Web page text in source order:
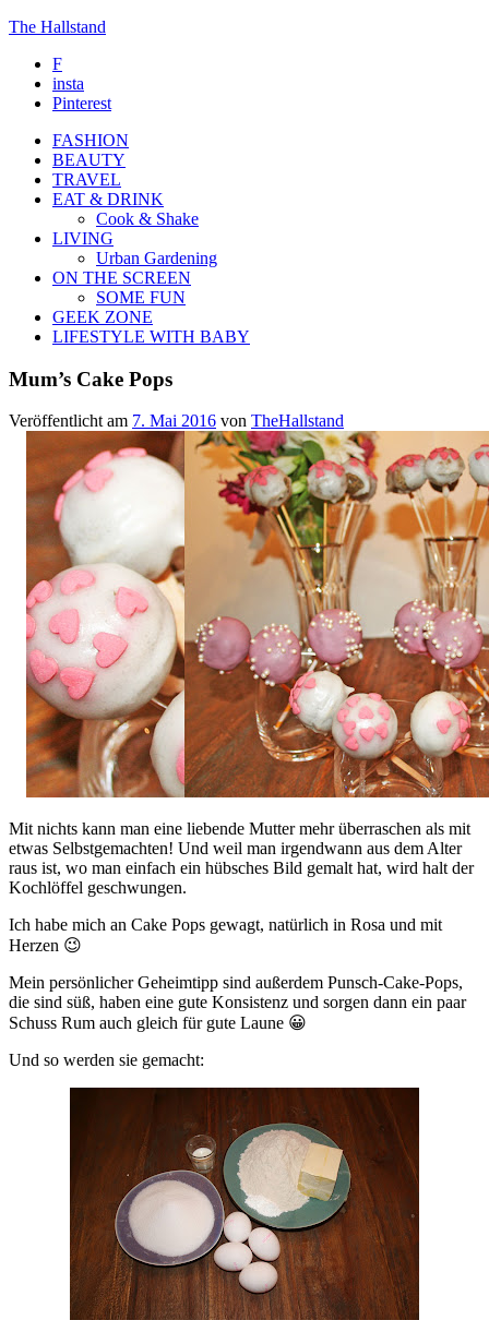
The Hallstand
F
insta
Pinterest
FASHION
BEAUTY
TRAVEL
EAT & DRINK
Cook & Shake
LIVING
Urban Gardening
ON THE SCREEN
SOME FUN
GEEK ZONE
LIFESTYLE WITH BABY
Mum’s Cake Pops
Veröffentlicht am 7. Mai 2016 von TheHallstand
Mit nichts kann man eine liebende Mutter mehr überraschen als mit
etwas Selbstgemachten! Und weil man irgendwann aus dem Alter
raus ist, wo man einfach ein hübsches Bild gemalt hat, wird halt der
Kochlöffel geschwungen.
Ich habe mich an Cake Pops gewagt, natürlich in Rosa und mit
Herzen 😉
Mein persönlicher Geheimtipp sind außerdem Punsch-Cake-Pops,
die sind süß, haben eine gute Konsistenz und sorgen dann ein paar
Schuss Rum auch gleich für gute Laune 😀
Und so werden sie gemacht: